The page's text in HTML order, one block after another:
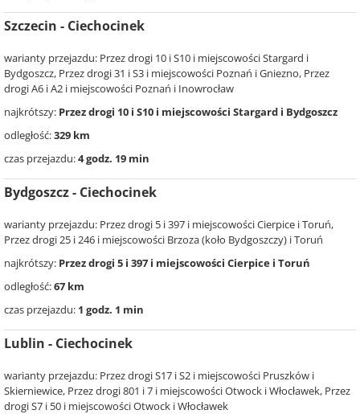
Szczecin - Ciechocinek
warianty przejazdu: Przez drogi 10 i S10 i miejscowości Stargard i
Bydgoszcz, Przez drogi 31 i S3 i miejscowości Poznań i Gniezno, Przez
drogi A6 i A2 i miejscowości Poznań i Inowrocław
najkrótszy: Przez drogi 10 i S10 i miejscowości Stargard i Bydgoszcz
odległość:329 km
czas przejazdu:4 godz. 19 min
Bydgoszcz - Ciechocinek
warianty przejazdu: Przez drogi 5 i 397 i miejscowości Cierpice i Toruń,
Przez drogi 25 i 246 i miejscowości Brzoza (koło Bydgoszczy) i Toruń
najkrótszy: Przez drogi 5 i 397 i miejscowości Cierpice i Toruń
odległość:67 km
czas przejazdu: 1 godz. 1 min
Lublin - Ciechocinek
warianty przejazdu: Przez drogi S17 i S2 i miejscowości Pruszków i
Skierniewice, Przez drogi 801 i 7 i miejscowości Otwock i Włocławek, Przez
drogi S7 i 50 i miejscowości Otwock i Włocławek